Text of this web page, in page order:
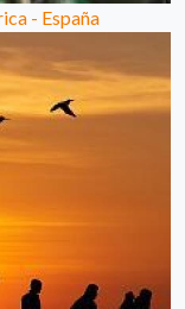
- España